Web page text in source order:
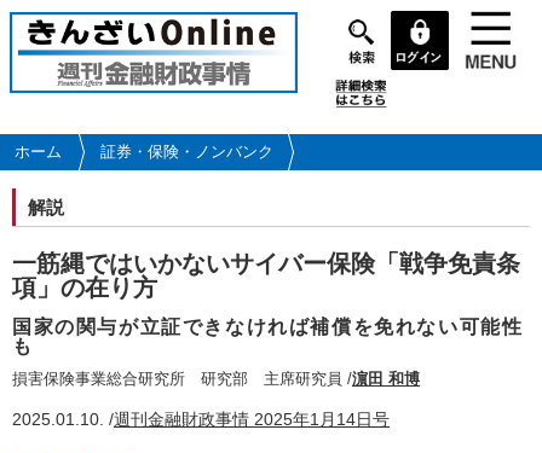
メ
イ
コ
テ
ン
に
移
動
ホーム 証券・保険・ノンバンク
解説
一筋縄ではいかないサイバー保険「戦争免責条
項」の在り方
国家の関与が立証できなければ補償を免れない可能性
も
損害保険事業総合研究所 研究部 主席研究員 /濵田 和博
2025.01.10. /週刊金融財政事情 2025年1月14日号